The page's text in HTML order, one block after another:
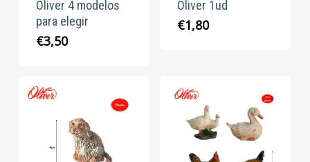
Oliver 4 modelos
para elegir
€3,50
Oliver 1ud
€1,80